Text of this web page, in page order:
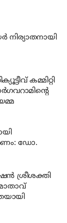
കമ്മിറ്റി
ഡോ.
ശ്രീശക്തി